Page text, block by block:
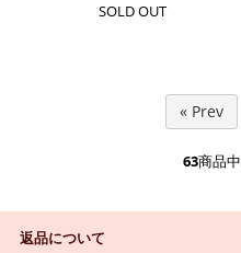
SOLD OUT
« Prev
63商品中
返品について